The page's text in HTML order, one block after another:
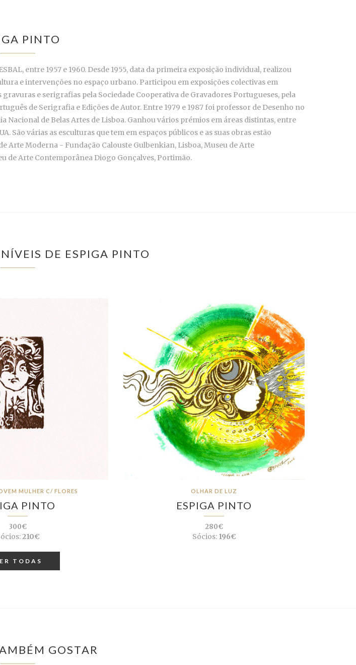
PINTO
entre 1957 e 1960. Desde 1955, data da primeira exposição individual, realizou
e intervenções no espaço urbano. Participou em exposições colectivas em
e serigrafias pela Sociedade Cooperativa de Gravadores Portugueses, pela
de Serigrafia e Edições de Autor. Entre 1979 e 1987 foi professor de Desenho no
de Belas Artes de Lisboa. Ganhou vários prémios em áreas distintas, entre
São várias as esculturas que tem em espaços públicos e as suas obras estão
Arte Moderna - Fundação Calouste Gulbenkian, Lisboa, Museu de Arte
de Arte Contemporânea Diogo Gonçalves, Portimão.
DE ESPIGA PINTO
MULHER C/ FLORES
PINTO
300€
210€
OLHAR DE LUZ
ESPIGA PINTO
280€
Sócios:196€
TODAS
GOSTAR